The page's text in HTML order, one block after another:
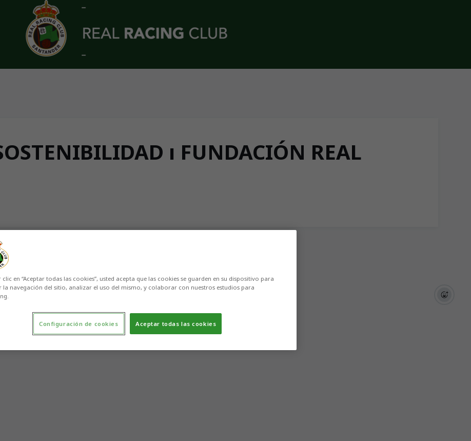
ı FUNDACIÓN REAL
clic en “Aceptar todas las cookies”, usted acepta que las cookies se guarden en su dispositivo para
la navegación del sitio, analizar el uso del mismo, y colaborar con nuestros estudios para
Aceptar todas las cookies
Configuración de cookies